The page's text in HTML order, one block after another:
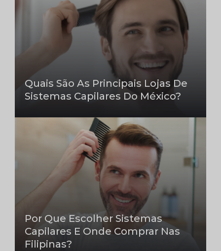
Quais São As Principais Lojas De
Sistemas Capilares Do México?
Por Que Escolher Sistemas
Capilares E Onde Comprar Nas
Filipinas?